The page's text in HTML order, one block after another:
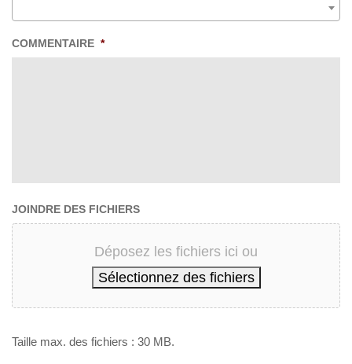
COMMENTAIRE *
JOINDRE DES FICHIERS
Déposez les fichiers ici ou
Sélectionnez des fichiers
Taille max. des fichiers : 30 MB.